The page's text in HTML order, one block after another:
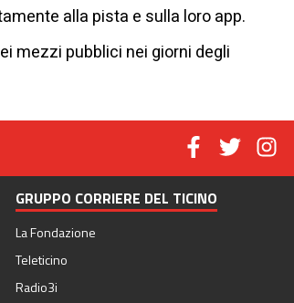
alla pista e sulla loro app.
mezzi pubblici nei giorni degli
GRUPPO CORRIERE DEL TICINO
La Fondazione
Teleticino
Radio3i